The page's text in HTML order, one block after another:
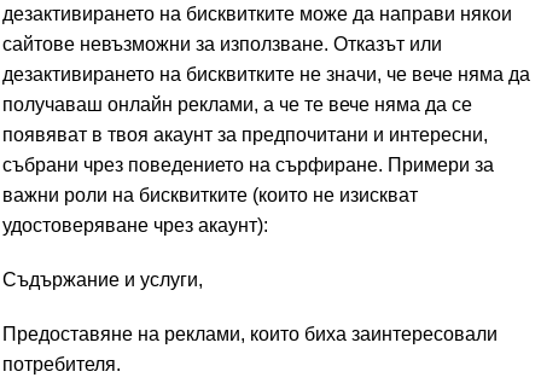
дезактивирането на бисквитките може да направи някои
сайтове невъзможни за използване. Отказът или
дезактивирането на бисквитките не значи, че вече няма да
получаваш онлайн реклами, а че те вече няма да се
появяват в твоя акаунт за предпочитани и интересни,
събрани чрез поведението на сърфиране. Примери за
важни роли на бисквитките (които не изискват
удостоверяване чрез акаунт):
Съдържание и услуги,
Предоставяне на реклами, които биха заинтересовали
потребителя.